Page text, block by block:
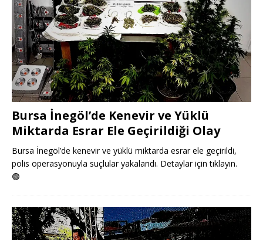
Bursa İnegöl’de Kenevir ve Yüklü
Miktarda Esrar Ele Geçirildiği Olay
Bursa İnegöl’de kenevir ve yüklü miktarda esrar ele geçirildi,
polis operasyonuyla suçlular yakalandı. Detaylar için tıklayın.
🟢